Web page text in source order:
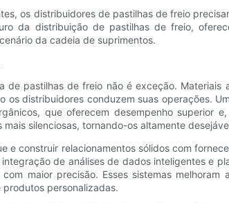
os distribuidores de pastilhas de freio
da distribuição de pastilhas de freio,
da cadeia de suprimentos.
pastilhas de freio não é exceção.
distribuidores conduzem suas operações.
que oferecem desempenho superior
silenciosas, tornando-os altamente
construir relacionamentos sólidos com
de análises de dados inteligentes e
maior precisão. Esses sistemas
personalizadas.